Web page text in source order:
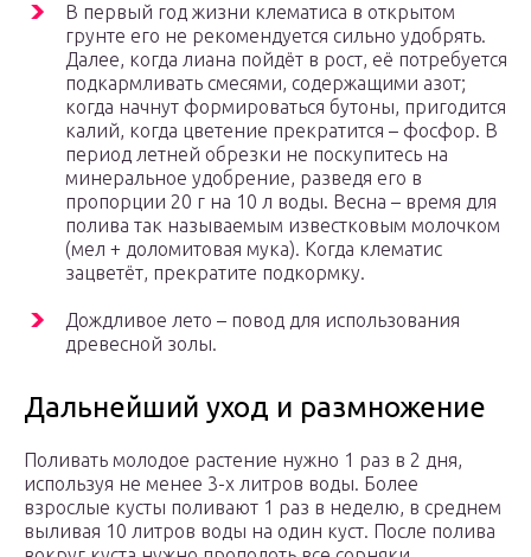
В первый год жизни клематиса в открытом
грунте его не рекомендуется сильно удобрять.
Далее, когда лиана пойдёт в рост, её потребуется
подкармливать смесями, содержащими азот;
когда начнут формироваться бутоны, пригодится
калий, когда цветение прекратится – фосфор. В
период летней обрезки не поскупитесь на
минеральное удобрение, разведя его в
пропорции 20 г на 10 л воды. Весна – время для
полива так называемым известковым молочком
(мел + доломитовая мука). Когда клематис
зацветёт, прекратите подкормку.
Дождливое лето – повод для использования
древесной золы.
Дальнейший уход и размножение
Поливать молодое растение нужно 1 раз в 2 дня,
используя не менее 3-х литров воды. Более
взрослые кусты поливают 1 раз в неделю, в среднем
выливая 10 литров воды на один куст. После полива